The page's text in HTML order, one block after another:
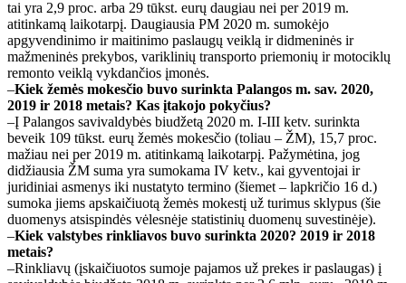
tai yra 2,9 proc. arba 29 tūkst. eurų daugiau nei per 2019 m.
atitinkamą laikotarpį. Daugiausia PM 2020 m. sumokėjo
apgyvendinimo ir maitinimo paslaugų veiklą ir didmeninės ir
mažmeninės prekybos, variklinių transporto priemonių ir motociklų
remonto veiklą vykdančios įmonės.
–Kiek žemės mokesčio buvo surinkta Palangos m. sav. 2020,
2019 ir 2018 metais? Kas įtakojo pokyčius?
–Į Palangos savivaldybės biudžetą 2020 m. I-III ketv. surinkta
beveik 109 tūkst. eurų žemės mokesčio (toliau – ŽM), 15,7 proc.
mažiau nei per 2019 m. atitinkamą laikotarpį. Pažymėtina, jog
didžiausia ŽM suma yra sumokama IV ketv., kai gyventojai ir
juridiniai asmenys iki nustatyto termino (šiemet – lapkričio 16 d.)
sumoka jiems apskaičiuotą žemės mokestį už turimus sklypus (šie
duomenys atsispindės vėlesnėje statistinių duomenų suvestinėje).
–Kiek valstybes rinkliavos buvo surinkta 2020? 2019 ir 2018
metais?
–Rinkliavų (įskaičiuotos sumoje pajamos už prekes ir paslaugas) į